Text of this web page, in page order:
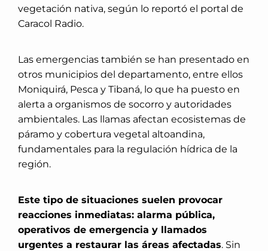
vegetación nativa, según lo reportó el portal de
Caracol Radio.
Las emergencias también se han presentado en
otros municipios del departamento, entre ellos
Moniquirá, Pesca y Tibaná, lo que ha puesto en
alerta a organismos de socorro y autoridades
ambientales. Las llamas afectan ecosistemas de
páramo y cobertura vegetal altoandina,
fundamentales para la regulación hídrica de la
región.
Este tipo de situaciones suelen provocar
reacciones inmediatas: alarma pública,
operativos de emergencia y llamados
urgentes a restaurar las áreas afectadas. Sin